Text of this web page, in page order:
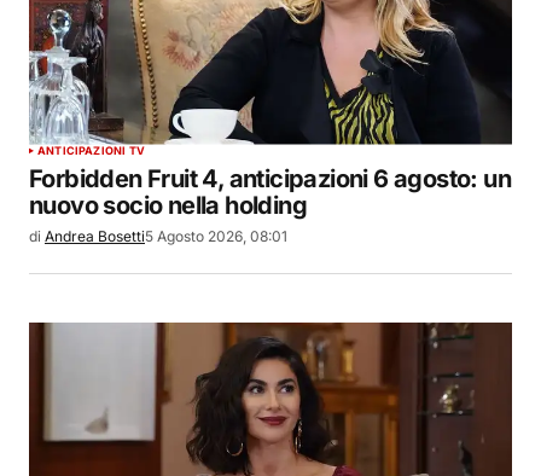
ANTICIPAZIONI TV
Forbidden Fruit 4, anticipazioni 6 agosto: un
nuovo socio nella holding
di Andrea Bosetti5 Agosto 2026, 08:01